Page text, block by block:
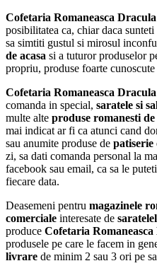
Cofetaria Romaneasca
posibilitatea ca, chiar daca
sa simtiti gustul si mirosul
de acasa si a tuturor produselor
propriu, produse foarte
Cofetaria Romaneasca
comanda in special, saratele si
multe alte produse romanesti
mai indicat ar fi ca atunci cand
sau anumite produse de patiserie
zi, sa dati comanda personal la
facebook sau email, ca sa le
fiecare data.
Deasemeni pentru magazinele
comerciale interesate de
produce Cofetaria
produsele pe care le facem in
livrare de minim 2 sau 3 ori pe